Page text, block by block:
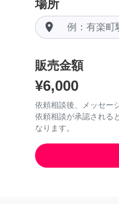
場所
room
販売金額
¥6,000
依頼相談後、メッセー
依頼相談が承認される
なります。